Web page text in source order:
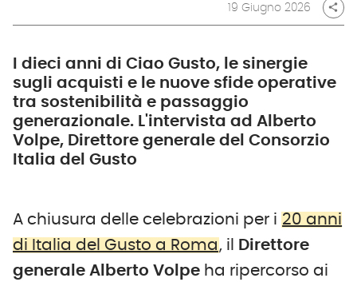
19 Giugno 2026 share
I dieci anni di Ciao Gusto, le sinergie
sugli acquisti e le nuove sfide operative
tra sostenibilità e passaggio
generazionale. L'intervista ad Alberto
Volpe, Direttore generale del Consorzio
Italia del Gusto
A chiusura delle celebrazioni per i 20 anni
di Italia del Gusto a Roma , il
Direttore
generale Alberto Volpe ha ripercorso ai